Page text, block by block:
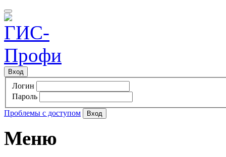
Вход
Логин
Пароль
Проблемы с доступом
Меню